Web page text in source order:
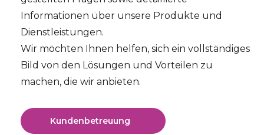
Informationen über unsere Produkte und
Dienstleistungen.
Wir möchten Ihnen helfen, sich ein vollständiges
Bild von den Lösungen und Vorteilen zu
machen, die wir anbieten.
Kundenbetreuung